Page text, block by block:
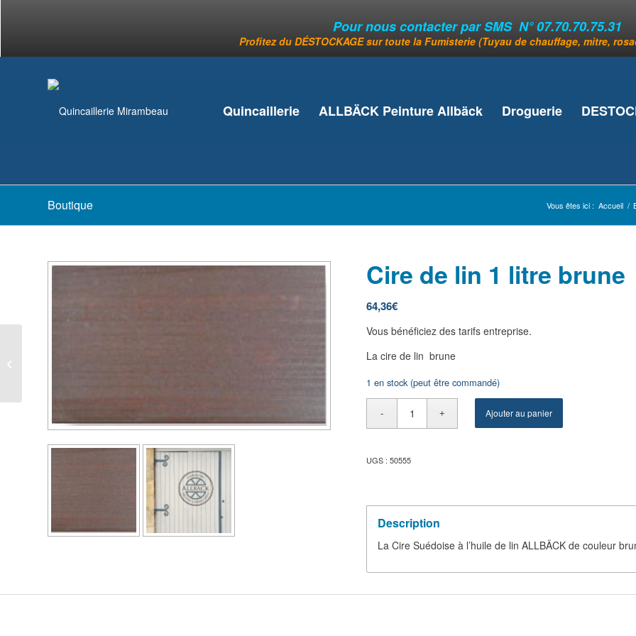
Pour nous contacter par SMS N° 07.70.70.75.31
Profitez du DÉSTOCKAGE sur toute la Fumisterie (Tuyau de chauffage, mitre,
Quincaillerie ALLBÄCK Peinture Allbäck Droguerie
Boutique Vous êtes ici : Accueil /
Cire de lin 1 litre brune
64,36€
Vous bénéficiez des tarifs entreprise.
La cire de lin brune
1 en stock (peut être commandé)
Ajouter au panier
UGS :50555
Description
La Cire Suédoise à l’huile de lin ALLBÄCK de couleur